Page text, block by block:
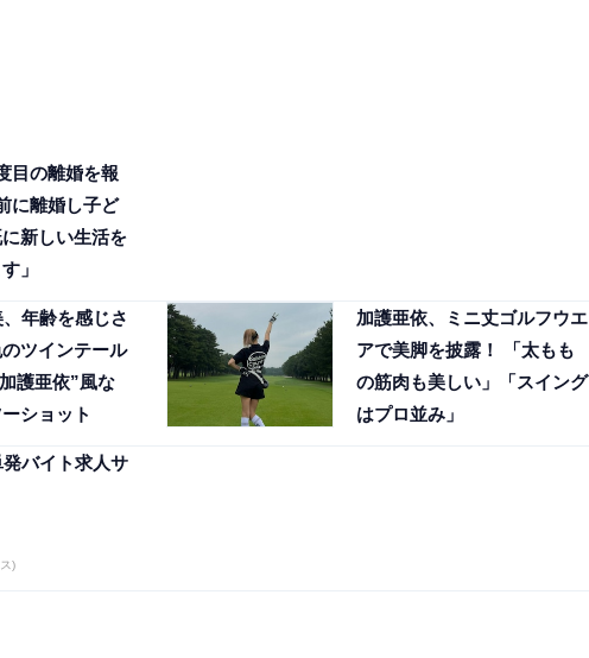
目の離婚を報
に離婚し子ど
新しい生活を
」
年齢を感じさ
ツインテール
護亜依”風な
ショット
加護亜依、ミニ丈ゴルフウエ
アで美脚を披露！ 「太もも
の筋肉も美しい」「スイング
はプロ並み」
バイト求人サ
)